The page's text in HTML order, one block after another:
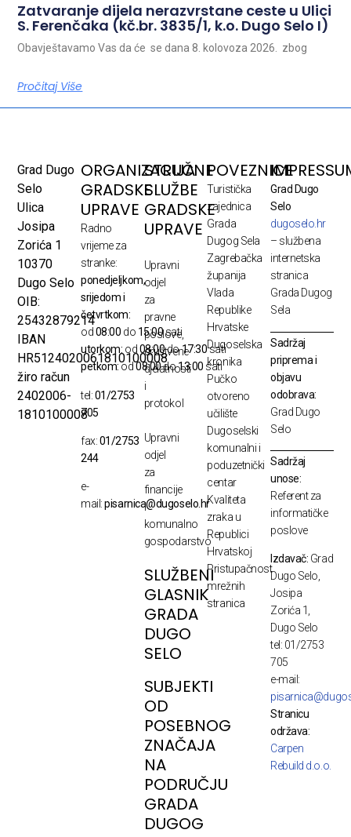
Zatvaranje dijela nerazvrstane ceste u Ulici
S. Ferenčaka (kč.br. 3835/1, k.o. Dugo Selo I)
Obavještavamo Vas da će se dana 8. kolovoza 2026. zbog
Pročitaj Više
Grad Dugo
Selo
Ulica
Josipa
Zorića 1
10370
Dugo Selo
OIB:
25432879214
IBAN
HR5124020061810100008
žiro račun
2402006-
1810100008
ORGANIZACIJA
GRADSKE
UPRAVE
Radno
vrijeme za
stranke:
ponedjeljkom,
srijedom i
četvrtkom:
od08:00 do 15:00sati
utorkom: od08:00do17:30sati
petkom:od08:00do13:00 sati
tel:01/2753
705
fax:01/2753
244
e-
mail:pisarnica@dugoselo.hr
STRUČNE
SLUŽBE
GRADSKE
UPRAVE
Upravni
odjel
za
pravne
poslove,
društvene
djelatnosti
i
protokol
Upravni
odjel
za
financije
i
komunalno
gospodarstvo
SLUŽBENI
GLASNIK
GRADA
DUGO
SELO
SUBJEKTI
OD
POSEBNOG
ZNAČAJA
NA
PODRUČJU
GRADA
DUGOG
POVEZNICE
Turistička
zajednica
Grada
Dugog Sela
Zagrebačka
županija
Vlada
Republike
Hrvatske
Dugoselska
kronika
Pučko
otvoreno
učilište
Dugoselski
komunalni i
poduzetnički
centar
Kvaliteta
zraka u
Republici
Hrvatskoj
Pristupačnost
mrežnih
stranica
Grad Dugo
Selo
dugoselo.hr
– službena
internetska
stranica
Grada Dugog
Sela
Sadržaj
priprema i
objavu
odobrava:
Grad Dugo
Selo
Sadržaj
unose:
Referent za
informatičke
poslove
Izdavač: Grad
Dugo Selo,
Josipa
Zorića 1,
Dugo Selo
tel: 01/2753
705
e-mail:
Stranicu
održava:
Carpen
Rebuild d.o.o.